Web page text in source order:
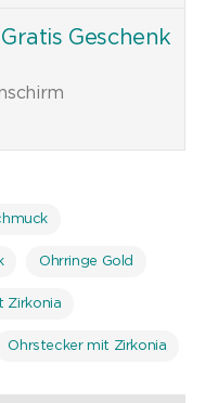
Geschenk
Ohrringe Gold
Zirkonia
Ohrstecker mit Zirkonia